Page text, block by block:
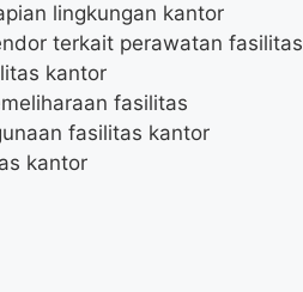
lingkungan kantor
terkait perawatan fasilitas
kantor
fasilitas
fasilitas kantor
kantor